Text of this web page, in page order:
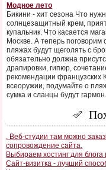
Модное лето
Бикини - хит сезона Что
солнцезащитный крем,
купальник. Что касается
Москве. А теперь
пляжах будут щеголять с
обязательно должна
драпировки, гипюр,
рекомендации французских
всеоружии, подумайте о
сумка и сланцы будут
. Веб-студии там можно
сопровождение сайта.
Выбираем хостинг для блога
Сайт-визитка - лучший